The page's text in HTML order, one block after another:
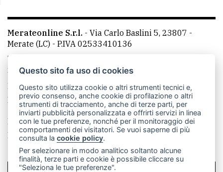
Merateonline S.r.l. - Via Carlo Baslini 5, 23807 -
Merate (LC) - P.IVA 02533410136
Telefono:
mail: redazione@merateonline.it
La redazione
CasateOnline LeccoOnline
RSS
Made by VIP
Privacy policy
Cookie policy
Rivedi le tue scelte sui cookie
SCRIVICI
Questo sito fa uso di cookies
Questo sito utilizza cookie o altri strumenti tecnici e,
previo consenso, anche cookie di profilazione o altri
strumenti di tracciamento, anche di terze parti, per
inviarti pubblicità personalizzata e offrirti servizi in linea
con le tue preferenze, nonché per il monitoraggio dei
comportamenti dei visitatori. Se vuoi saperne di più
consulta lacookie policy.
Per selezionare in modo analitico soltanto alcune
finalità, terze parti e cookie è possibile cliccare su
"Seleziona le tue preferenze".